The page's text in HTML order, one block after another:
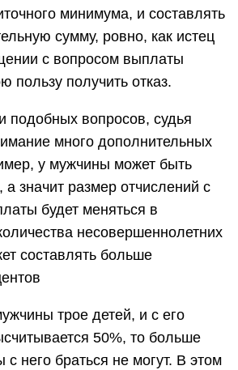
минимума, и составлять
сумму, ровно, как истец
с вопросом выплаты
пользу получить отказ.
подобных вопросов, судья
много дополнительных
у мужчины может быть
а значит размер отчислений с
будет меняться в
несовершеннолетних
составлять больше
трое детей, и с его
50%, то больше
с него браться не могут. В этом